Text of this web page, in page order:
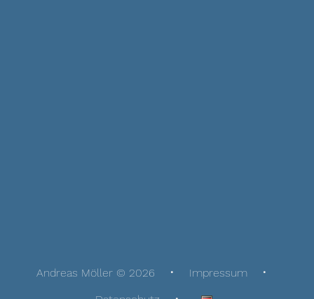
Andreas Möller © 2026
Impressum